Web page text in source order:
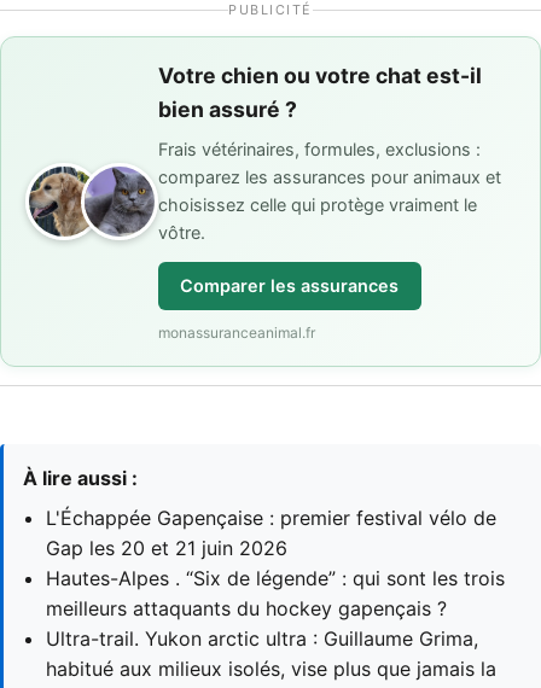
PUBLICITÉ
Votre chien ou votre chat est-il
bien assuré ?
Frais vétérinaires, formules, exclusions :
comparez les assurances pour animaux et
choisissez celle qui protège vraiment le
vôtre.
Comparer les assurances
monassuranceanimal.fr
À lire aussi :
L'Échappée Gapençaise : premier festival vélo de
Gap les 20 et 21 juin 2026
Hautes-Alpes . “Six de légende” : qui sont les trois
meilleurs attaquants du hockey gapençais ?
Ultra-trail. Yukon arctic ultra : Guillaume Grima,
habitué aux milieux isolés, vise plus que jamais la